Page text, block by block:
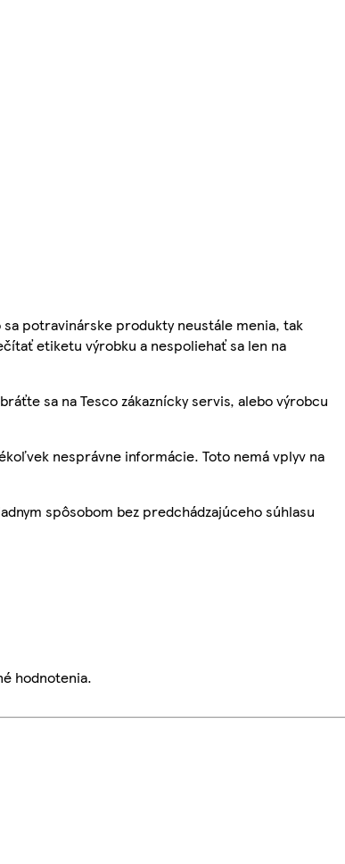
potravinárske produkty neustále menia, tak
etiketu výrobku a nespoliehať sa len na
sa na Tesco zákaznícky servis, alebo výrobcu
nesprávne informácie. Toto nemá vplyv na
spôsobom bez predchádzajúceho súhlasu
hodnotenia.